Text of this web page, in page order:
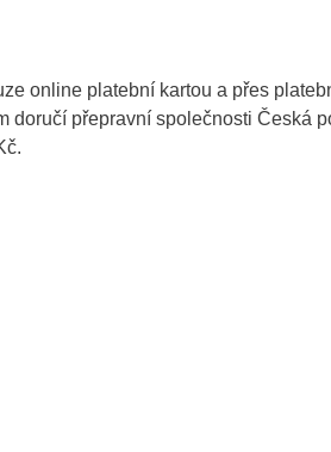
online platební kartou a přes
přepravní společnosti Česká